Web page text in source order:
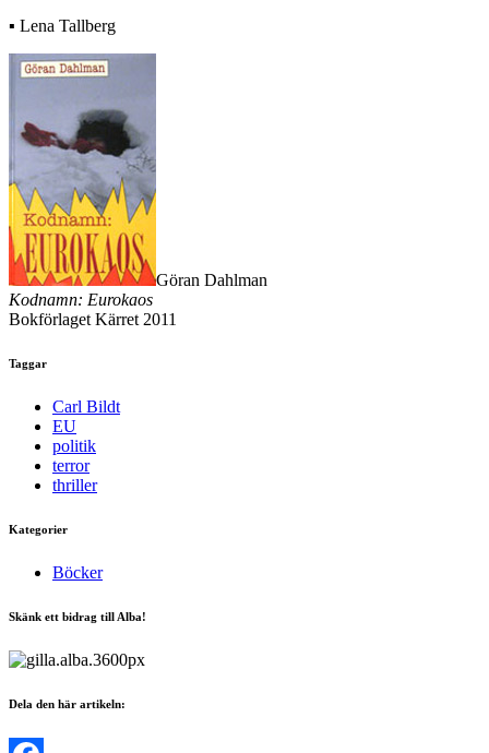
▪ Lena Tallberg
Göran Dahlman
Kodnamn: Eurokaos
Bokförlaget Kärret 2011
Taggar
Carl Bildt
EU
politik
terror
thriller
Kategorier
Böcker
Skänk ett bidrag till Alba!
Dela den här artikeln: